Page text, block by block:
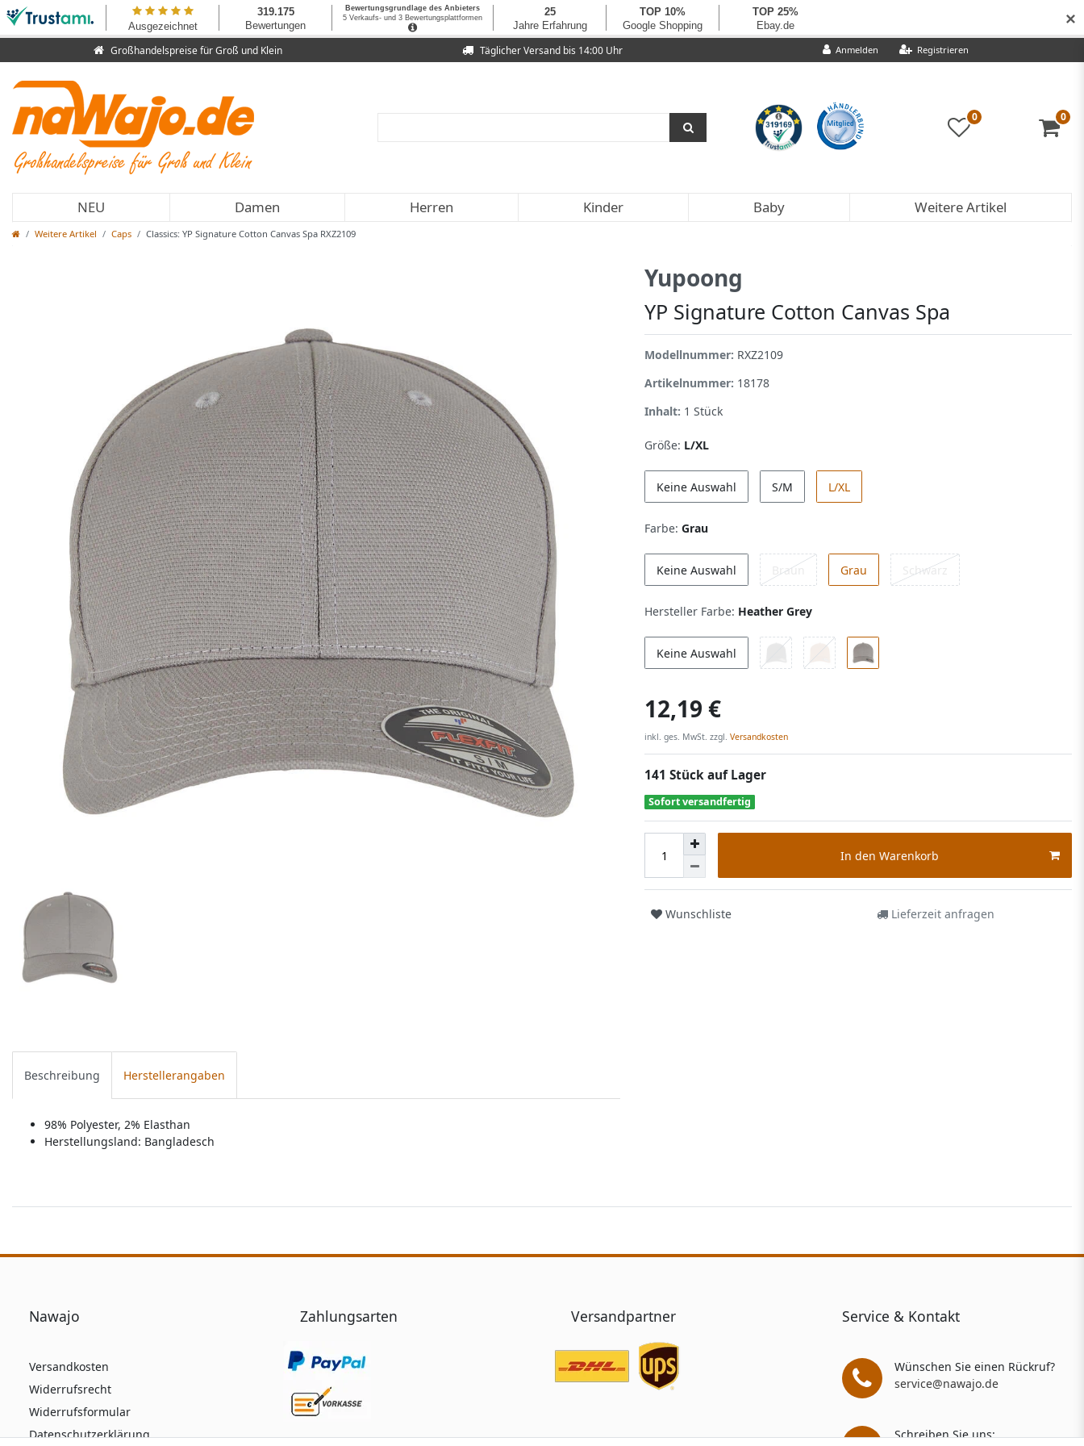
Anmelden Registrieren
Täglicher Versand bis 14:00 Uhr
Großhandelspreise für Groß und Klein
0 0
NEU Damen Herren Kinder Baby Weitere Artikel
Weitere Artikel Caps Classics: YP Signature Cotton Canvas Spa RXZ2109
Yupoong
YP Signature Cotton Canvas Spa
Modellnummer: RXZ2109
Artikelnummer: 18178
Inhalt: 1 Stück
Größe: L/XL
Keine Auswahl S/M L/XL
Farbe: Grau
Keine Auswahl Braun Grau Schwarz
Hersteller Farbe: Heather Grey
Keine Auswahl
12,19 €
inkl. ges. MwSt. zzgl. Versandkosten
141 Stück auf Lager
Sofort versandfertig
In den Warenkorb
Wunschliste Lieferzeit anfragen
Beschreibung Herstellerangaben
98% Polyester, 2% Elasthan
Herstellungsland: Bangladesch
Nawajo
Versandkosten
Widerrufsrecht
Widerrufsformular
Datenschutzerklärung
Zahlungsarten Versandpartner Service & Kontakt
Wünschen Sie einen Rückruf?
service@nawajo.de
Schreiben Sie uns:
✕